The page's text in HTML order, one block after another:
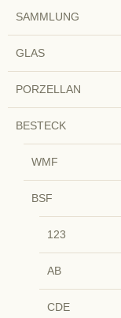
SAMMLUNG
GLAS
PORZELLAN
BESTECK
WMF
BSF
123
AB
CDE